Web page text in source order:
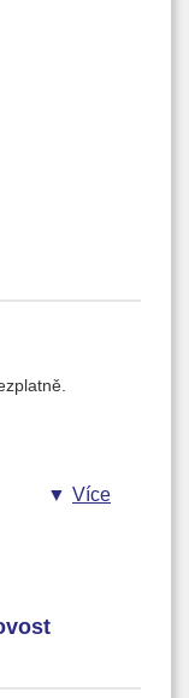
a
programy.
Více